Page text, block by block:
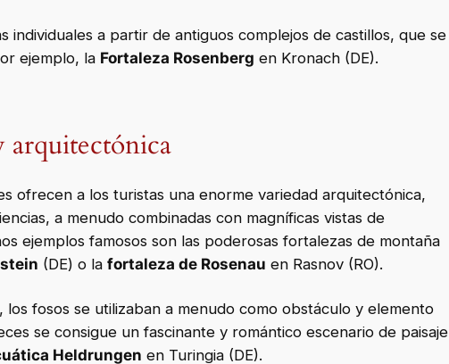
individuales a partir de antiguos complejos de castillos, que se
ejemplo, la Fortaleza Rosenberg en Kronach (DE).
arquitectónica
ofrecen a los turistas una enorme variedad arquitectónica,
a menudo combinadas con magníficas vistas de
ejemplos famosos son las poderosas fortalezas de montaña
(DE) o la fortaleza de Rosenau en Rasnov (RO).
fosos se utilizaban a menudo como obstáculo y elemento
se consigue un fascinante y romántico escenario de paisaje
Heldrungen en Turingia (DE).